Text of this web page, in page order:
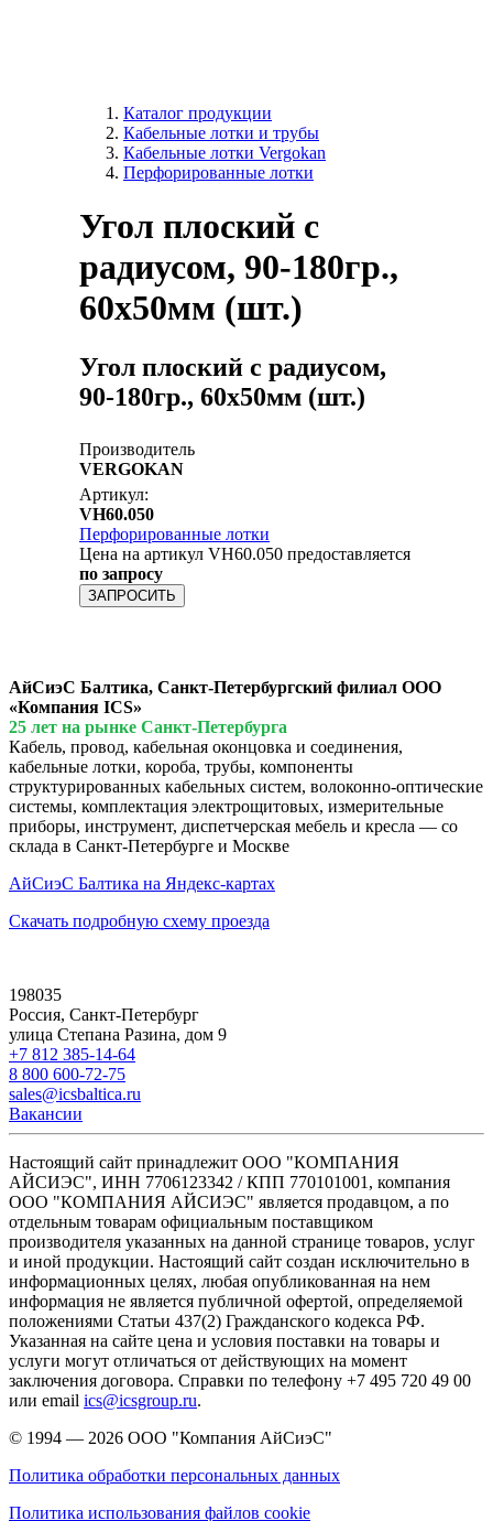
Каталог продукции
Кабельные лотки и трубы
Кабельные лотки Vergokan
Перфорированные лотки
Угол плоский c
радиусом, 90-180гр.,
60х50мм (шт.)
Угол плоский c радиусом,
90-180гр., 60х50мм (шт.)
Производитель
VERGOKAN
Артикул:
VH60.050
Перфорированные лотки
Цена на артикул VH60.050 предоставляется
по запросу
ЗАПРОСИТЬ
АйСиэС Балтика, Санкт-Петербургский филиал ООО
«Компания ICS»
25 лет на рынке Санкт-Петербурга
Кабель, провод, кабельная оконцовка и соединения,
кабельные лотки, короба, трубы, компоненты
структурированных кабельных систем, волоконно-оптические
системы, комплектация электрощитовых, измерительные
приборы, инструмент, диспетчерская мебель и кресла — со
склада в Санкт-Петербурге и Москве
АйСиэС Балтика на Яндекс-картах
Скачать подробную схему проезда
198035
Россия, Санкт-Петербург
улица Степана Разина, дом 9
+7 812 385-14-64
8 800 600-72-75
sales@icsbaltica.ru
Вакансии
Настоящий сайт принадлежит ООО "КОМПАНИЯ
АЙСИЭС", ИНН 7706123342 / КПП 770101001, компания
ООО "КОМПАНИЯ АЙСИЭС" является продавцом, а по
отдельным товарам официальным поставщиком
производителя указанных на данной странице товаров, услуг
и иной продукции. Настоящий сайт создан исключительно в
информационных целях, любая опубликованная на нем
информация не является публичной офертой, определяемой
положениями Статьи 437(2) Гражданского кодекса РФ.
Указанная на сайте цена и условия поставки на товары и
услуги могут отличаться от действующих на момент
заключения договора. Справки по телефону +7 495 720 49 00
или email ics@icsgroup.ru.
© 1994 — 2026 ООО "Компания АйСиэС"
Политика обработки персональных данных
Политика использования файлов cookie